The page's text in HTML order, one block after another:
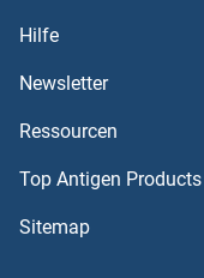
OR1B1 ELISA Kits
OR1A2 ELISA Kits
OR1A1 ELISA Kits
Hilfe
Newsletter
Ressourcen
Top Antigen Products
Sitemap